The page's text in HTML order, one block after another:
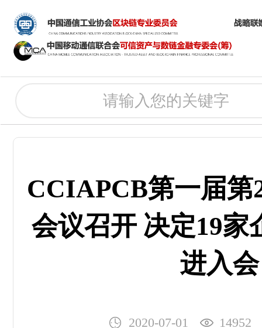
CCIAPCB第一届第
会议召开 决定19家
进入会
2020-07-01 14952